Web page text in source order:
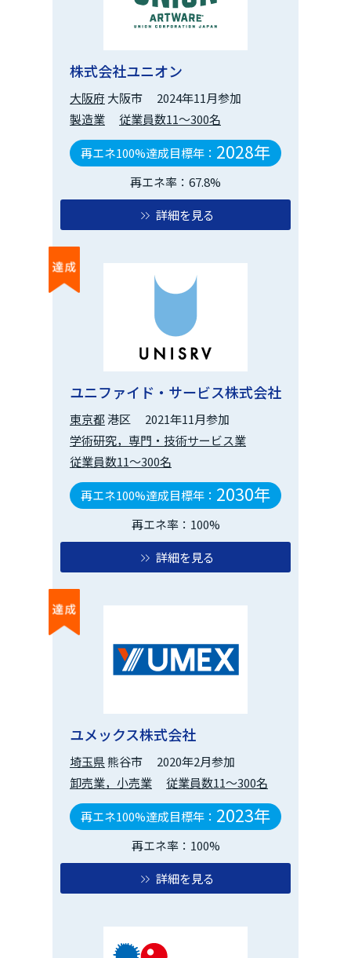
株式会社ユニオン
大阪府 大阪市
2024年11月参加
製造業
従業員数11～300名
再エネ100%達成目標年： 2028年
再エネ率：67.8%
詳細を見る
ユニファイド・サービス株式会社
東京都港区
2021年11月参加
学術研究，専門・技術サービス業
従業員数11～300名
再エネ100%達成目標年： 2030年
再エネ率：100%
詳細を見る
ユメックス株式会社
埼玉県熊谷市
2020年2月参加
卸売業，小売業
従業員数11～300名
再エネ100%達成目標年： 2023年
再エネ率：100%
詳細を見る